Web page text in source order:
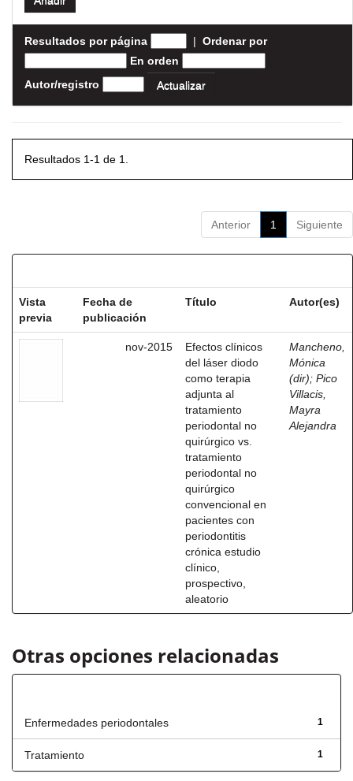
Resultados por página | Ordenar por
En orden
Autor/registro
Resultados 1-1 de 1.
Anterior 1 Siguiente
Vista
previa
Fecha de
publicación
Título Autor(es)
nov-2015
Efectos clínicos
del láser diodo
como terapia
adjunta al
tratamiento
periodontal no
quirúrgico vs.
tratamiento
periodontal no
quirúrgico
convencional en
pacientes con
periodontitis
crónica estudio
clínico,
prospectivo,
aleatorio
Mancheno,
Mónica
(dir); Pico
Villacis,
Mayra
Alejandra
Otras opciones relacionadas
1
Enfermedades periodontales
1
Tratamiento